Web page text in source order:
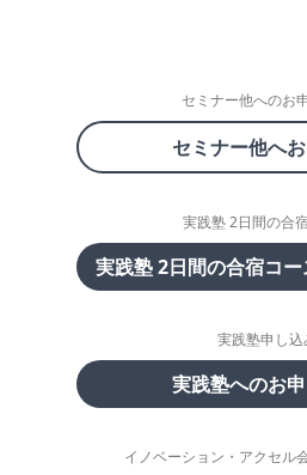
セミナー他へのお
セミナー他へ
実践塾 2日間の合
実践塾 2日間の合宿コ
実践塾申し込
実践塾へのお
イノベーション・アクセル